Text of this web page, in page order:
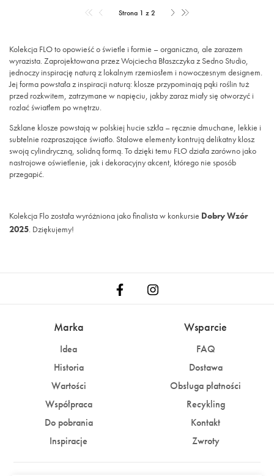
Strona 1 z 2
Kolekcja FLO to opowieść o świetle i formie – organiczna, ale zarazem
wyrazista. Zaprojektowana przez Wojciecha Błaszczyka z Sedno Studio,
jednoczy inspirację naturą z lokalnym rzemiosłem i nowoczesnym designem.
Jej forma powstała z inspiracji naturą: klosze przypominają pąki roślin tuż
przed rozkwitem, zatrzymane w napięciu, jakby zaraz miały się otworzyć i
rozlać światłem po wnętrzu.
Szklane klosze powstają w polskiej hucie szkła – ręcznie dmuchane, lekkie i
subtelnie rozpraszające światło. Stalowe elementy kontrują delikatny klosz
swoją cylindryczną, solidną formą. To dzięki temu FLO działa zarówno jako
nastrojowe oświetlenie, jak i dekoracyjny akcent, którego nie sposób
przegapić.
Kolekcja Flo została wyróżniona jako finalista w konkursie Dobry Wzór
2025. Dziękujemy!
Marka
Idea
Historia
Wartości
Współpraca
Do pobrania
Inspiracje
Wsparcie
FAQ
Dostawa
Obsługa płatności
Recykling
Kontakt
Zwroty